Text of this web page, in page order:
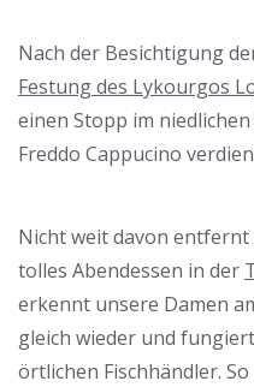
Nach der Besichtigung
Festung des Lykourgos
einen Stopp im niedlichen
Freddo Cappucino
Nicht weit davon
tolles Abendessen in der
erkennt unsere Damen
gleich wieder und
örtlichen Fischhändler.